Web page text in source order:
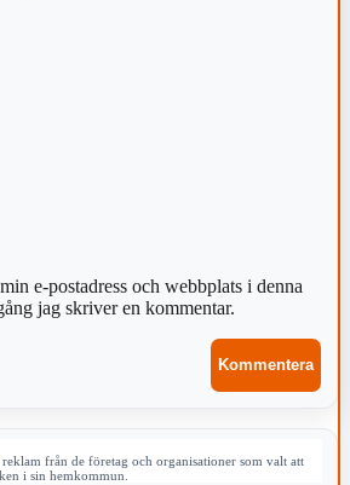
e-postadress och webbplats i denna
jag skriver en kommentar.
från de företag och organisationer som valt att
i sin hemkommun.